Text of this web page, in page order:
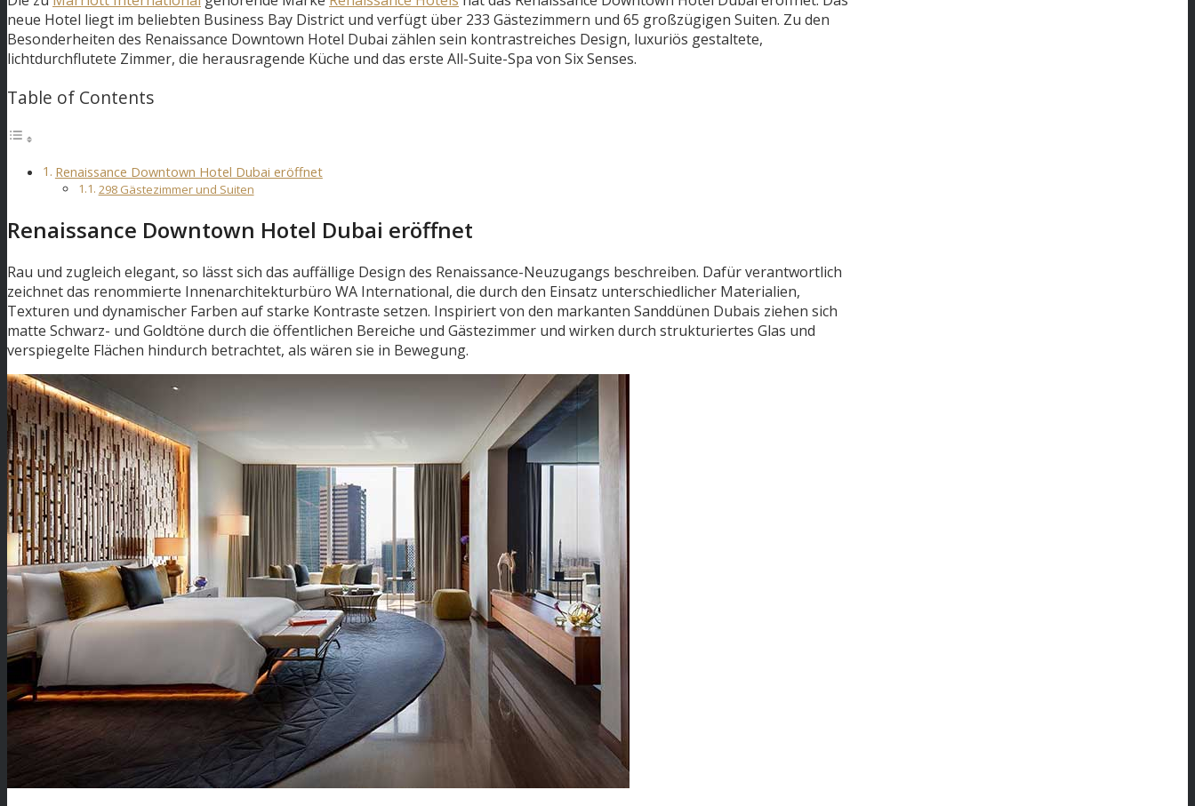
neue Hotel liegt im beliebten Business Bay District und verfügt über 233 Gästezimmern und 65 großzügigen Suiten. Zu den
Besonderheiten des Renaissance Downtown Hotel Dubai zählen sein kontrastreiches Design, luxuriös gestaltete,
lichtdurchflutete Zimmer, die herausragende Küche und das erste All-Suite-Spa von Six Senses.
Table of Contents
Renaissance Downtown Hotel Dubai eröffnet
298 Gästezimmer und Suiten
Renaissance Downtown Hotel Dubai eröffnet
Rau und zugleich elegant, so lässt sich das auffällige Design des Renaissance-Neuzugangs beschreiben. Dafür verantwortlich
zeichnet das renommierte Innenarchitekturbüro WA International, die durch den Einsatz unterschiedlicher Materialien,
Texturen und dynamischer Farben auf starke Kontraste setzen. Inspiriert von den markanten Sanddünen Dubais ziehen sich
matte Schwarz- und Goldtöne durch die öffentlichen Bereiche und Gästezimmer und wirken durch strukturiertes Glas und
verspiegelte Flächen hindurch betrachtet, als wären sie in Bewegung.